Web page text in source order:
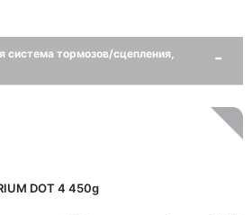
система тормозов/сцепления,
DOT 4 450g